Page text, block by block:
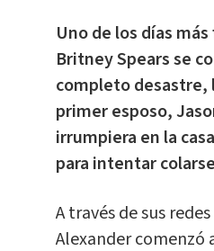
Uno de los días
Britney Spears se
completo desastre,
primer esposo,
irrumpiera en la
para intentar
A través de sus
Alexander comenzó